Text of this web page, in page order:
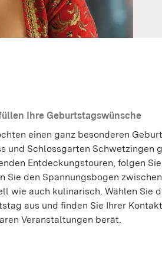
Ihre Geburtstagswünsche
einen ganz besonderen
und Schlossgarten Schwetzingen
Entdeckungstouren, folgen
Sie den Spannungsbogen
wie auch kulinarisch. Wählen Sie
aus und finden Sie Ihrer
Veranstaltungen berät.